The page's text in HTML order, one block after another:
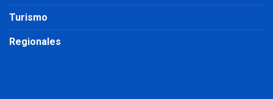
Turismo
Regionales